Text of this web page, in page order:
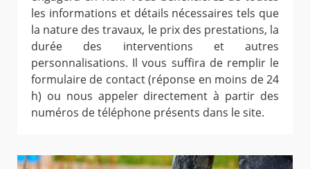
les informations et détails nécessaires tels que
la nature des travaux, le prix des prestations, la
durée des interventions et autres
personnalisations. Il vous suffira de remplir le
formulaire de contact (réponse en moins de 24
h) ou nous appeler directement à partir des
numéros de téléphone présents dans le site.